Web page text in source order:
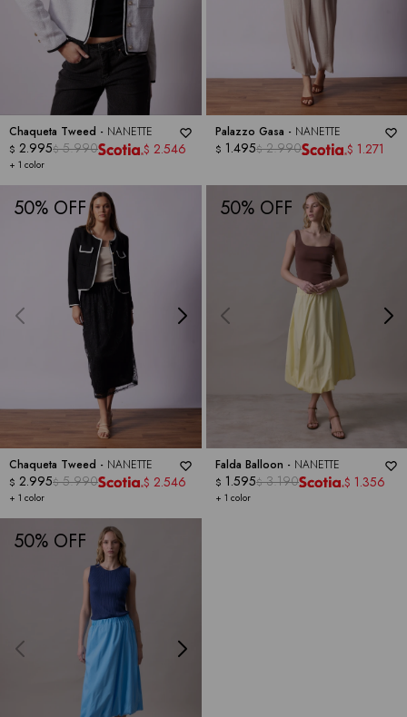
Chaqueta Tweed - NANETTE
+ 1 color
$ 2.995$ 5.990 $ 2.546
Palazzo Gasa - NANETTE
$ 1.495$ 2.990 $ 1.271
50
Chaqueta Tweed - NANETTE
+ 1 color
$ 2.995$ 5.990 $ 2.546
50
Falda Balloon - NANETTE
+ 1 color
$ 1.595$ 3.190 $ 1.356
50